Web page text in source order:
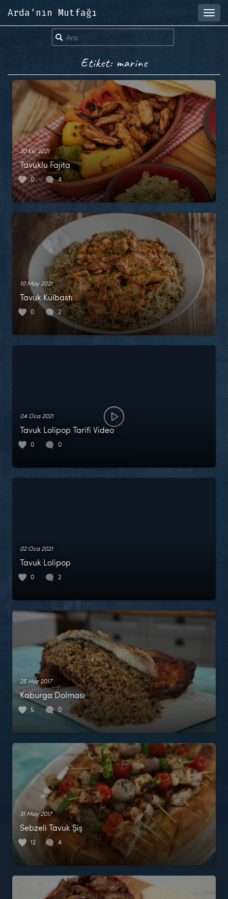
Arda'nın Mutfağı
Etiket: marine
30 Eki 2021
Tavuklu Fajita
0 4
10 May 2021
Tavuk Külbastı
0 2
04 Oca 2021
Tavuk Lolipop Tarifi Video
0 0
02 Oca 2021
Tavuk Lolipop
0 2
25 Haz 2017
Kaburga Dolması
5 0
31 May 2017
Sebzeli Tavuk Şiş
12 4